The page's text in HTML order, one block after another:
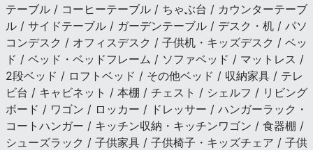
テーブル / コーヒーテーブル / ちゃぶ台 / カウンターテーブ
ル / サイドテーブル / ガーデンテーブル / デスク・机 / パソ
コンデスク / オフィスデスク / 子供机・キッズデスク / ベッ
ド / ベッド・ベッドフレーム / ソファベッド / マットレス /
2段ベッド / ロフトベッド / その他ベッド / 収納家具 / テレ
ビ台 / キャビネット / 本棚 / チェスト / シェルフ / リビング
ボード / ワゴン / ロッカー / ドレッサー / ハンガーラック・
コートハンガー / キッチン収納・キッチンワゴン / 食器棚 /
シューズラック / 子供家具 / 子供椅子・キッズチェア / 子供